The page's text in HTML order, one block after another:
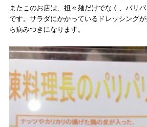
またこのお店は、担々麺だけでなく、パリ
です。サラダにかかっているドレッシング
ら病みつきになります。